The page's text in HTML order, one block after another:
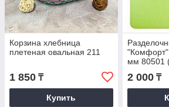
Корзина хлебница
плетеная овальная 211
1 850 ₸
Купить
"Комфорт"
мм 80501
2 000₸